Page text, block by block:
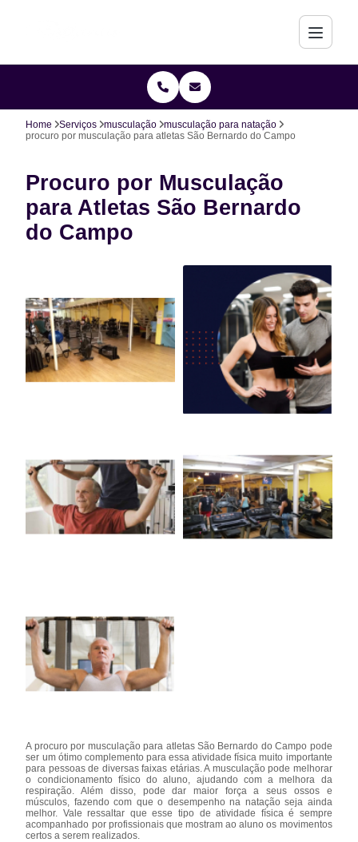
Home Serviços musculação
musculação para natação
procuro por musculação para atletas São Bernardo do Campo
Procuro por Musculação
para Atletas São Bernardo
do Campo
A procuro por musculação para atletas São Bernardo do Campo pode
ser um ótimo complemento para essa atividade física muito importante
para pessoas de diversas faixas etárias. A musculação pode melhorar
o condicionamento físico do aluno, ajudando com a melhora da
respiração. Além disso, pode dar maior força a seus ossos e
músculos, fazendo com que o desempenho na natação seja ainda
melhor. Vale ressaltar que esse tipo de atividade física é sempre
acompanhado por profissionais que mostram ao aluno os movimentos
certos a serem realizados.